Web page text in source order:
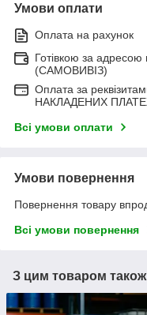
Умови оплати
Оплата на рахунок
Готівкою за
(САМОВИВІЗ)
Оплата за
НАКЛАДЕНИХ
Всі умови оплати
Умови повернення
Повернення товару
Всі умови повернення
З цим товаром